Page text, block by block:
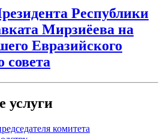
Республики
Мирзиёева на
Евразийского
совета
услуги
комитета